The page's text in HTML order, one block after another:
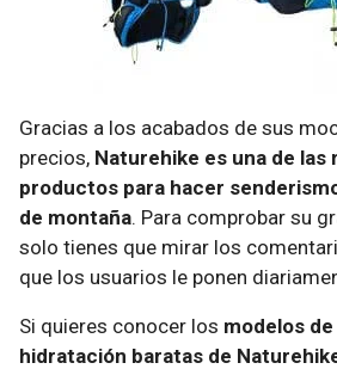
Gracias a los acabados de sus
precios, Naturehike es una de las
productos para hacer
de montaña. Para comprobar su
solo tienes que mirar los
que los usuarios le ponen
Si quieres conocer los modelos
hidratación baratas de